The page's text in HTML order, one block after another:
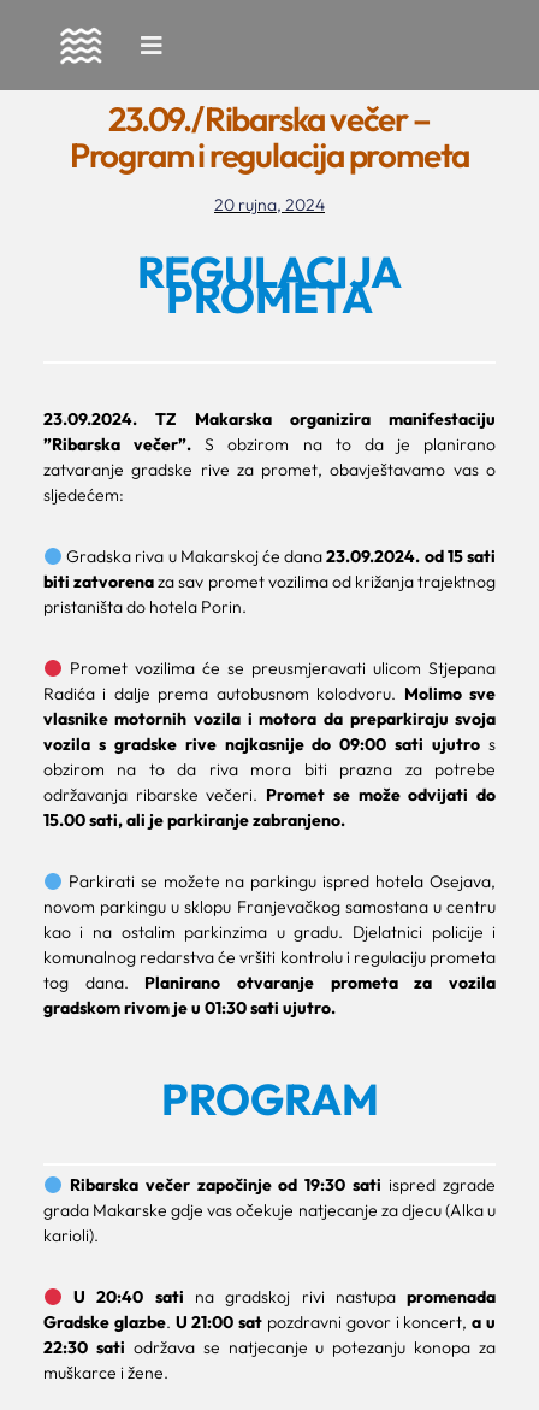
to
23.09./Ribarska večer –
Program i regulacija prometa
20 rujna, 2024
REGULACIJA
PROMETA
23.09.2024. TZ Makarska organizira manifestaciju
”Ribarska večer”. S obzirom na to da je planirano
zatvaranje gradske rive za promet, obavještavamo vas o
sljedećem:
Gradska riva u Makarskoj će dana23.09.2024. od 15 sati
biti zatvorenaza sav promet vozilima od križanja trajektnog
pristaništa do hotela Porin.
Promet vozilima će se preusmjeravati ulicom Stjepana
Radića i dalje prema autobusnom kolodvoru. Molimo sve
vlasnike motornih vozila i motora da preparkiraju svoja
vozila s gradske rive najkasnije do 09:00 sati ujutros
obzirom na to da riva mora biti prazna za potrebe
održavanja ribarske večeri. Promet se može odvijati do
15.00 sati, ali je parkiranje zabranjeno.
Parkirati se možete na parkingu ispred hotela Osejava,
novom parkingu u sklopu Franjevačkog samostana u centru
kao i na ostalim parkinzima u gradu. Djelatnici policije i
komunalnog redarstva će vršiti kontrolu i regulaciju prometa
tog dana. Planirano otvaranje prometa za vozila
gradskom rivom je u 01:30 sati ujutro.
PROGRAM
Ribarska večer započinje od 19:30 sati ispred zgrade
grada Makarske gdje vas očekuje natjecanje za djecu (Alka u
karioli).
U 20:40 sati na gradskoj rivi nastupapromenada
Gradske glazbe. U 21:00 sat pozdravni govor i koncert, a u
22:30 sati održava se natjecanje u potezanju konopa za
muškarce i žene.